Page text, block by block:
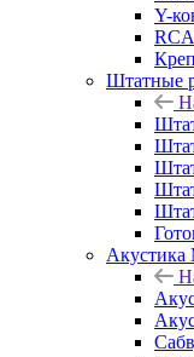
Y-
Штатные
Акустика